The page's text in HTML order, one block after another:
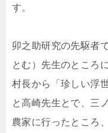
す。
卯之助研究の先駆者
とむ）先生のところ
村長から「珍しい浮
と高崎先生とで、三
農家に行ったところ